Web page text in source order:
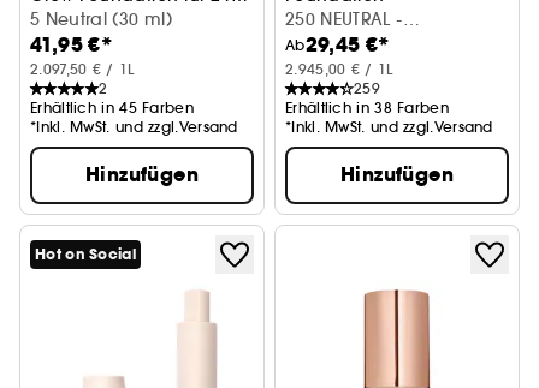
Halt & 48h Feuchtigkeit
5 Neutral (30 ml)
41,95 €*
2.097,50 € / 1L
2
Erhältlich in 45 Farben
*Inkl. MwSt. und zzgl.Versand
Hinzufügen
für eine Filter-Finish Base
250 NEUTRAL -
Cheesecake (30 ml)
Ab29,45 €*
2.945,00 € / 1L
259
Erhältlich in 38 Farben
*Inkl. MwSt. und zzgl.Versand
Hinzufügen
Hot on Social